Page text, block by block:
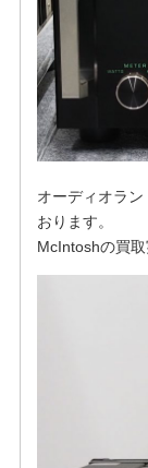
オーディオラ
おります。
McIntoshの買